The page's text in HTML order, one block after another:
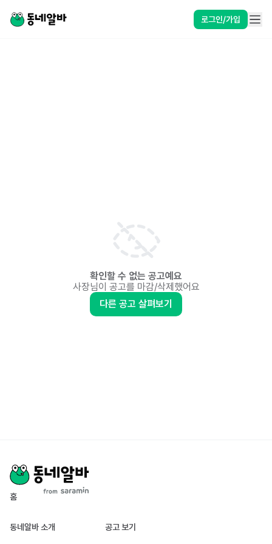
로그인/가입
확인할 수 없는 공고예요
사장님이 공고를 마감/삭제했어요
다른 공고 살펴보기
홈
동네알바 소개 공고 보기